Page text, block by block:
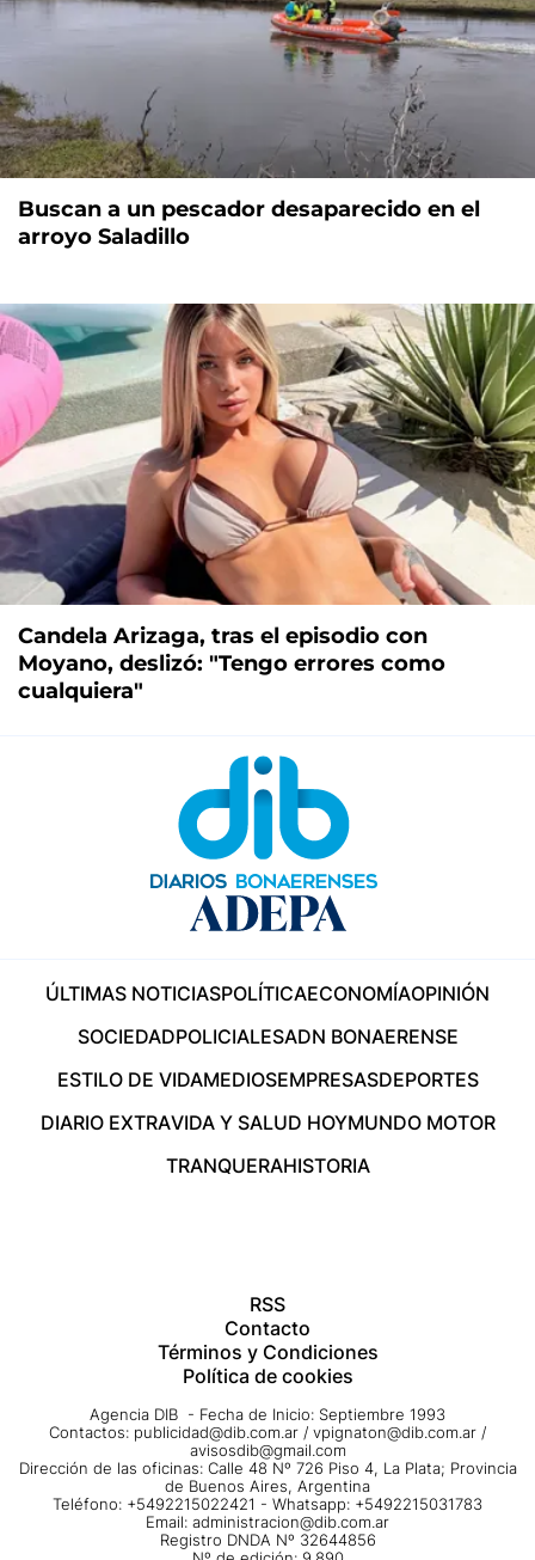
Buscan a un pescador desaparecido en el
arroyo Saladillo
Candela Arizaga, tras el episodio con
Moyano, deslizó: "Tengo errores como
cualquiera"
ÚLTIMAS NOTICIASPOLÍTICAECONOMÍAOPINIÓN
SOCIEDADPOLICIALESADN BONAERENSE
ESTILO DE VIDAMEDIOSEMPRESASDEPORTES
DIARIO EXTRAVIDA Y SALUD HOYMUNDO MOTOR
TRANQUERAHISTORIA
RSS
Contacto
Términos y Condiciones
Política de cookies
Agencia DIB - Fecha de Inicio: Septiembre 1993
Contactos: publicidad@dib.com.ar / vpignaton@dib.com.ar /
avisosdib@gmail.com
Dirección de las oficinas: Calle 48 Nº 726 Piso 4, La Plata; Provincia
de Buenos Aires, Argentina
Teléfono: +5492215022421 - Whatsapp: +5492215031783
Email: administracion@dib.com.ar
Registro DNDA Nº 32644856